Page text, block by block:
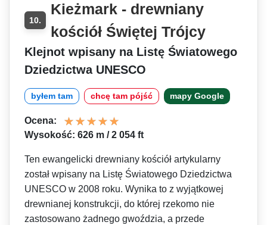
10.
Kieżmark - drewniany
kościół Świętej Trójcy
Klejnot wpisany na Listę Światowego
Dziedzictwa UNESCO
byłem tam chcę tam pójść mapy Google
Ocena:
Wysokość: 626 m / 2 054 ft
Ten ewangelicki drewniany kościół artykularny
został wpisany na Listę Światowego Dziedzictwa
UNESCO w 2008 roku. Wynika to z wyjątkowej
drewnianej konstrukcji, do której rzekomo nie
zastosowano żadnego gwoździa, a przede